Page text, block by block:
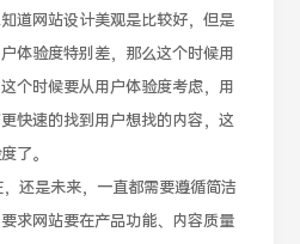
道网站设计美观是比较好，但是
体验度特别差，那么这个时候用
个时候要从用户体验度考虑，用
快速的找到用户想找的内容，这
了。
是未来，一直都需要遵循简洁
求网站要在产品功能、内容质量